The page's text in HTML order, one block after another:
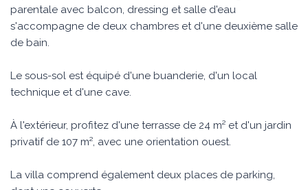
parentale avec balcon, dressing et salle d'eau
s'accompagne de deux chambres et d'une deuxième salle
de bain.
Le sous-sol est équipé d'une buanderie, d'un local
technique et d'une cave.
À l'extérieur, profitez d'une terrasse de 24 m² et d'un jardin
privatif de 107 m², avec une orientation ouest.
La villa comprend également deux places de parking,